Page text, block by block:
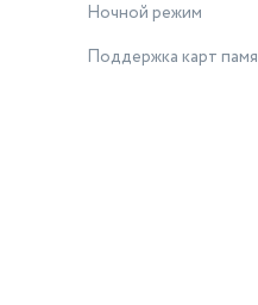
Ночной режим
Поддержка карт